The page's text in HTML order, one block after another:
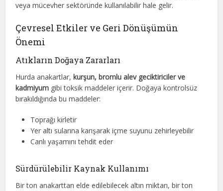
veya mücevher sektöründe kullanılabilir hale gelir.
Çevresel Etkiler ve Geri Dönüşümün
Önemi
Atıkların Doğaya Zararları
Hurda anakartlar, kurşun, bromlu alev geciktiriciler ve
kadmiyum gibi toksik maddeler içerir. Doğaya kontrolsüz
bırakıldığında bu maddeler:
Toprağı kirletir
Yer altı sularına karışarak içme suyunu zehirleyebilir
Canlı yaşamını tehdit eder
Sürdürülebilir Kaynak Kullanımı
Bir ton anakarttan elde edilebilecek altın miktarı, bir ton